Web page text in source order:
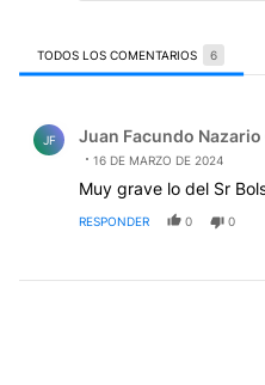
TODOS LOS COMENTARIOS 6
JF Juan Facundo
16 DE MARZO DE 2024
Muy grave lo del Sr
RESPONDER 0 0